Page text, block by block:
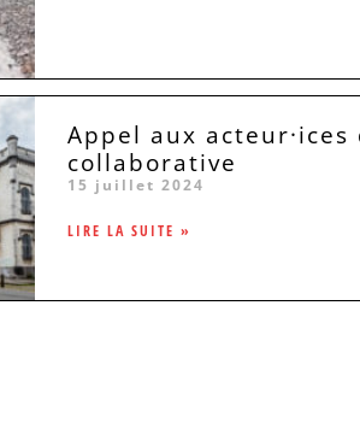
Appel aux
collaborative
15 juillet 2024
LIRE LA SUITE »